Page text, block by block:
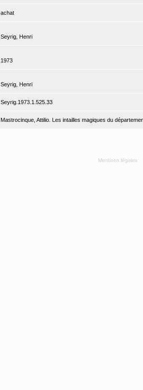
achat
Seyrig, Henri
1973
Seyrig, Henri
Seyrig.1973.1.525.33
Mastrocinque, Attilio. Les intailles magiques du
Mentions légales